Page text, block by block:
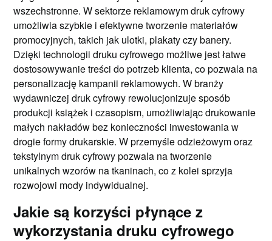
wszechstronne. W sektorze reklamowym druk cyfrowy
umożliwia szybkie i efektywne tworzenie materiałów
promocyjnych, takich jak ulotki, plakaty czy banery.
Dzięki technologii druku cyfrowego możliwe jest łatwe
dostosowywanie treści do potrzeb klienta, co pozwala na
personalizację kampanii reklamowych. W branży
wydawniczej druk cyfrowy rewolucjonizuje sposób
produkcji książek i czasopism, umożliwiając drukowanie
małych nakładów bez konieczności inwestowania w
drogie formy drukarskie. W przemyśle odzieżowym oraz
tekstylnym druk cyfrowy pozwala na tworzenie
unikalnych wzorów na tkaninach, co z kolei sprzyja
rozwojowi mody indywidualnej.
Jakie są korzyści płynące z
wykorzystania druku cyfrowego